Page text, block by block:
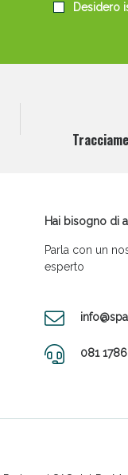
Desidero
Hai bisogno di
Parla con un
esperto
081